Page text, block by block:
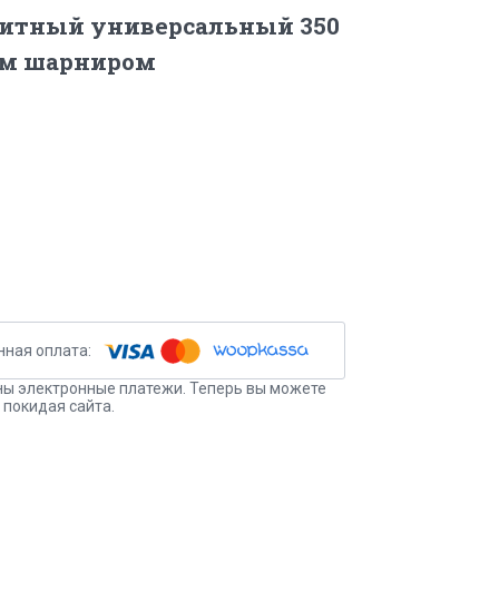
универсальный 350
шарниром
электронные платежи. Теперь вы можете
сайта.